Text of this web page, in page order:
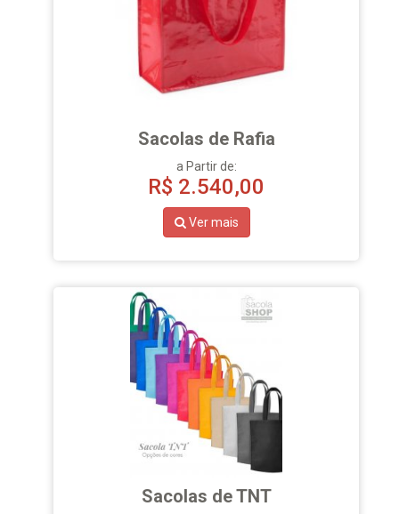
Sacolas de Rafia
a Partir de:
R$ 2.540,00
Ver mais
Sacolas de TNT